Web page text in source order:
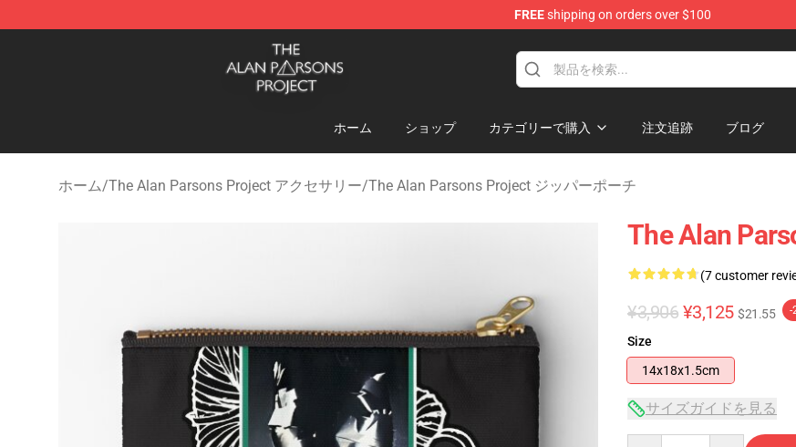
FREEshipping on orders over $100
The Alan Parsons Project Store - Official The Alan Parsons Project Merchandise Shop
ホーム ショップ カテゴリーで購入 注文追跡 ブログ
ホーム/The Alan Parsons Project アクセサリー/The Alan Parsons Project ジッパーポーチ
The Alan
(7 customer
¥3,906 ¥3,125 $21.55 -
Size
14x18x1.5cm
サイズガイドを見る